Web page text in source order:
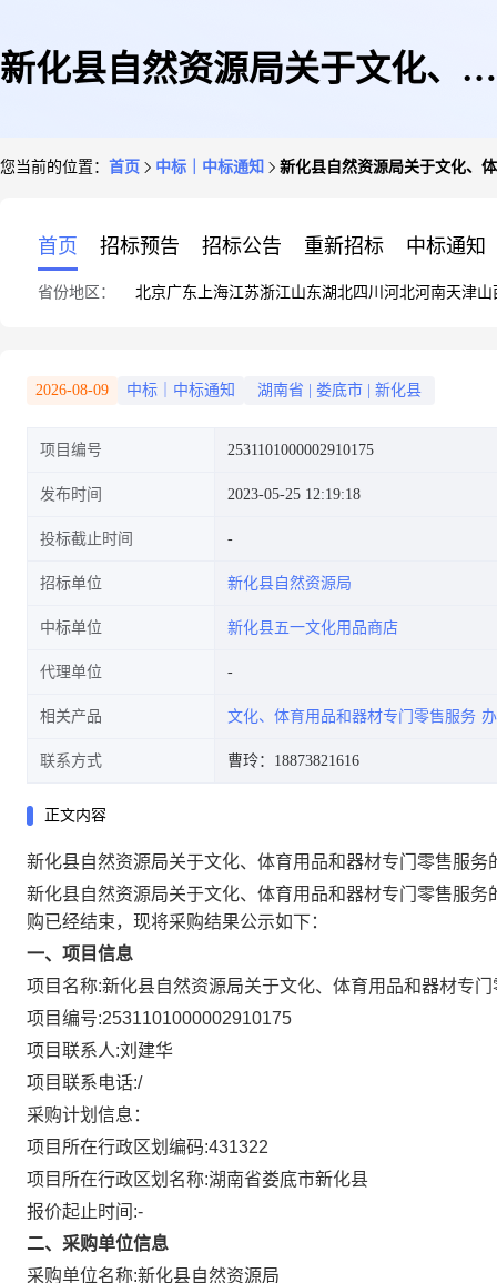
新化县自然资源局关于文化、体
您当前的位置： 首页 中标｜中标通知 新化县自然资源局关于文化、
首页 招标预告 招标公告 重新招标 中标通知
省份地区： 北京广东 上海江苏浙江山东湖北四川 河北河南天津山
2026-08-09 中标｜中标通知 湖南省 娄底市 新化县
项目编号 2531101000002910175
发布时间 2023-05-25 12:19:18
投标截止时间
招标单位 新化县自然资源局
中标单位 新化县五一文化用品商店
代理单位
相关产品 文化、体育用品和器材专门零售服务
联系方式 曹玲：18873821616
正文内容
新化县自然资源局关于文化、体育用品和器材专门零售服务
新化县自然资源局关于文化、体育用品和器材专门零售服务
购已经结束，现将采购结果公示如下：
一、项目信息
项目名称:新化县自然资源局关于文化、体育用品和器材专
项目编号:2531101000002910175
项目联系人:刘建华
项目联系电话:/
采购计划信息：
项目所在行政区划编码:431322
项目所在行政区划名称:湖南省娄底市新化县
报价起止时间:-
二、采购单位信息
采购单位名称:新化县自然资源局